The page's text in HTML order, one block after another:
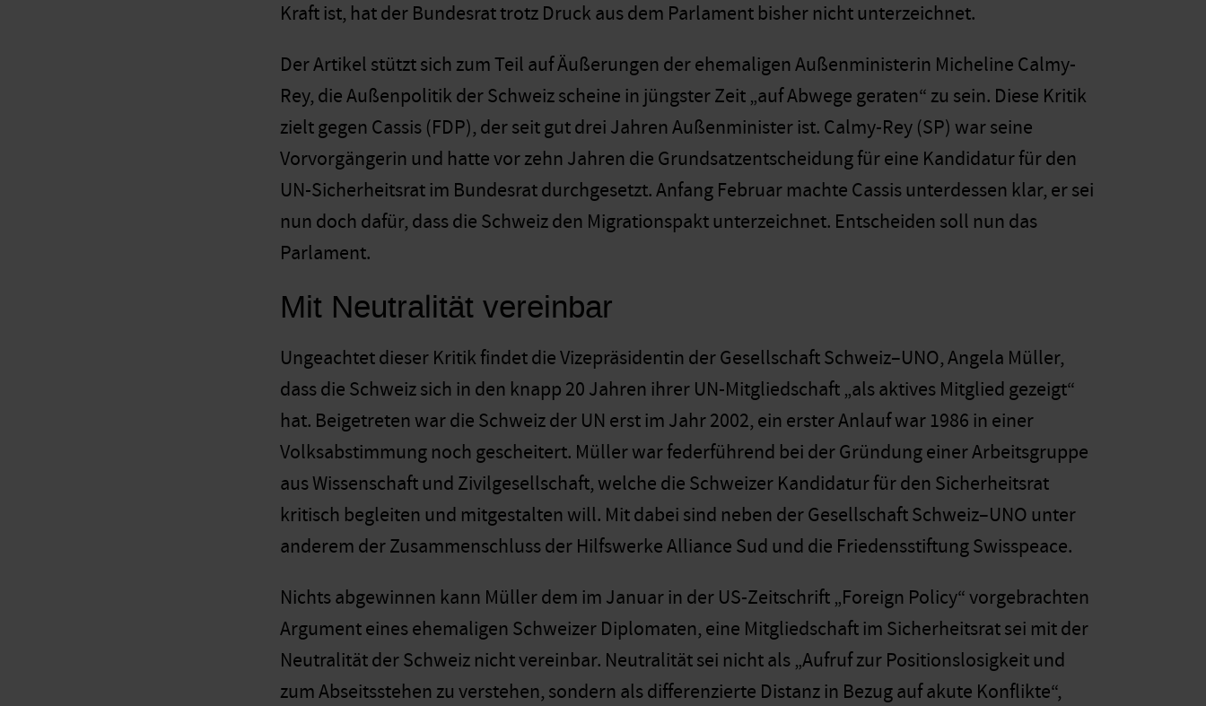
Kraft ist, hat der Bundesrat trotz Druck aus dem Parlament bisher nicht unterzeichnet.
Der Artikel stützt sich zum Teil auf Äußerungen der ehemaligen Außenministerin Micheline Calmy-
Rey, die Außenpolitik der Schweiz scheine in jüngster Zeit „auf Abwege geraten“ zu sein. Diese Kritik
zielt gegen Cassis (FDP), der seit gut drei Jahren Außenminister ist. Calmy-Rey (SP) war seine
Vorvorgängerin und hatte vor zehn Jahren die Grundsatzentscheidung für eine Kandidatur für den
UN-Sicherheitsrat im Bundesrat durchgesetzt. Anfang Februar machte Cassis unterdessen klar, er sei
nun doch dafür, dass die Schweiz den Migrationspakt unterzeichnet. Entscheiden soll nun das
Parlament.
Mit Neutralität vereinbar
Ungeachtet dieser Kritik findet die Vizepräsidentin der Gesellschaft Schweiz–UNO, Angela Müller,
dass die Schweiz sich in den knapp 20 Jahren ihrer UN-Mitgliedschaft „als aktives Mitglied gezeigt“
hat. Beigetreten war die Schweiz der UN erst im Jahr 2002, ein erster Anlauf war 1986 in einer
Volksabstimmung noch gescheitert. Müller war federführend bei der Gründung einer Arbeitsgruppe
aus Wissenschaft und Zivilgesellschaft, welche die Schweizer Kandidatur für den Sicherheitsrat
kritisch begleiten und mitgestalten will. Mit dabei sind neben der Gesellschaft Schweiz–UNO unter
anderem der Zusammenschluss der Hilfswerke Alliance Sud und die Friedensstiftung Swisspeace.
Nichts abgewinnen kann Müller dem im Januar in der US-Zeitschrift „Foreign Policy“ vorgebrachten
Argument eines ehemaligen Schweizer Diplomaten, eine Mitgliedschaft im Sicherheitsrat sei mit der
Neutralität der Schweiz nicht vereinbar. Neutralität sei nicht als „Aufruf zur Positionslosigkeit und
zum Abseitsstehen zu verstehen, sondern als differenzierte Distanz in Bezug auf akute Konflikte“,